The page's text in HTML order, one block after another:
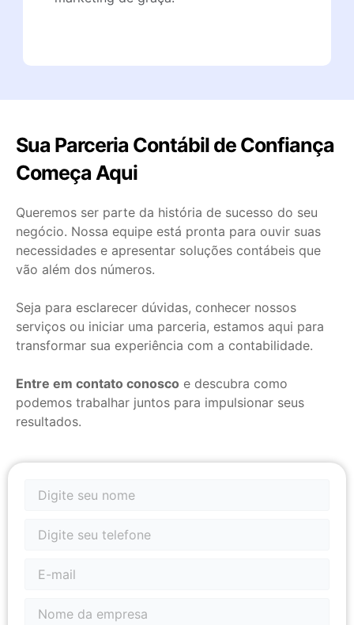
Sua Parceria Contábil de Confiança
Começa Aqui
Queremos ser parte da história de sucesso do seu
negócio. Nossa equipe está pronta para ouvir suas
necessidades e apresentar soluções contábeis que
vão além dos números.
Seja para esclarecer dúvidas, conhecer nossos
serviços ou iniciar uma parceria, estamos aqui para
transformar sua experiência com a contabilidade.
Entre em contato conosco e descubra como
podemos trabalhar juntos para impulsionar seus
resultados.